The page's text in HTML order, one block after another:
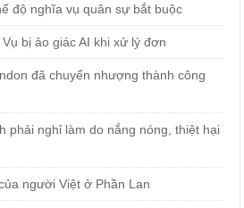
độ nghĩa vụ quân sự bắt buộc
bị ảo giác AI khi xử lý đơn
đã chuyển nhượng thành công
phải nghỉ làm do nắng nóng, thiệt hại
người Việt ở Phần Lan